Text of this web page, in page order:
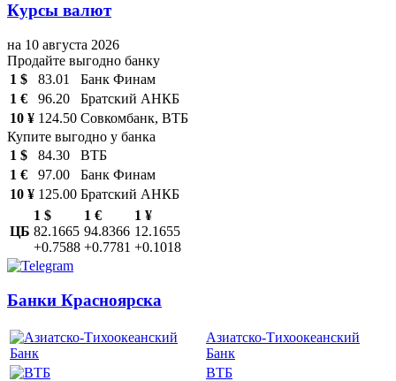
Курсы валют
на 10 августа 2026
Продайте выгодно банку
1 $
83.01
Банк Финам
1 €
96.20
Братский АНКБ
10 ¥ 124.50 Совкомбанк, ВТБ
Купите выгодно у банка
1 $
84.30
ВТБ
1 €
97.00
Банк Финам
10 ¥ 125.00 Братский АНКБ
ЦБ
1 $
82.1665
+0.7588
1 €
94.8366
+0.7781
1 ¥
12.1655
+0.1018
Банки Красноярска
Азиатско-Тихоокеанский
Банк
ВТБ